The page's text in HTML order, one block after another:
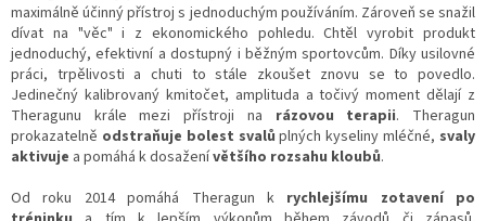
maximálně účinný přístroj s jednoduchým používáním. Zároveň se snažil
dívat na "věc" i z ekonomického pohledu. Chtěl vyrobit produkt
jednoduchý, efektivní a dostupný i běžným sportovcům. Díky usilovné
práci, trpělivosti a chuti to stále zkoušet znovu se to povedlo.
Jedinečný kalibrovaný kmitočet, amplituda a točivý moment dělají z
Theragunu krále mezi přístroji na rázovou terapii. Theragun
prokazatelně odstraňuje bolest svalů plných kyseliny mléčné, svaly
aktivuje a pomáhá k dosaženívětšího rozsahu kloubů.
Od roku 2014 pomáhá Theragun k rychlejšímu zotavení po